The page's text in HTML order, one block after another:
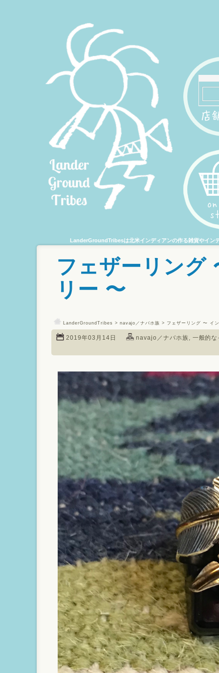
LanderGroundTribesは北米インディアンの作る雑貨やイン
フェザーリング
リー 〜
LanderGroundTribes > navajo／ナバホ族 > フェザーリング 〜 イ
2019年03月14日 navajo／ナバホ族, 一般的